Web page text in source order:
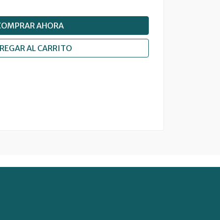
AHORA
AL CARRITO